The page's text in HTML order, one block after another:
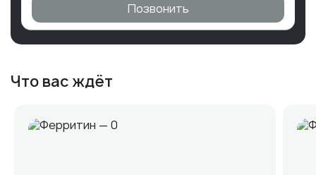
Позвонить
Что вас ждёт